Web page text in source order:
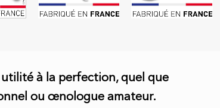
à la perfection, quel que
ou œnologue amateur.